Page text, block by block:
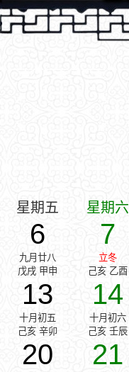
星期五 星期六
6
九月廿八
戊戌 甲申
7
立冬
己亥 乙酉
13
十月初五
己亥 辛卯
14
十月初六
己亥 壬辰
20 21